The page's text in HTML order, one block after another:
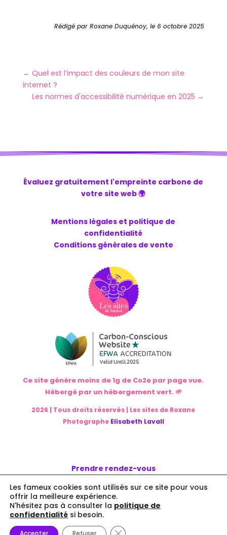
Rédigé par Roxane Duquénoy, le 6 octobre 2025
← Quel est l’impact des couleurs de mon site
internet ?
Les normes d'accessibilité numérique en 2025 →
Évaluez gratuitement l'empreinte carbone de
votre site web 🌍
Mentions légales et politique de
confidentialité
Conditions générales de vente
Ce site génère moins de 1g de Co2e par page vue.
Hébergé par un hébergement vert. 🌱
2026 | Tous droits réservés | Les sites de Roxane
Photographe Elisabeth Lavall
Prendre rendez-vous
À propos
Les fameux cookies sont utilisés sur ce site pour vous
offrir la meilleure expérience.
N'hésitez pas à consulter la politique de
confidentialité si besoin.
Accepter Refuser Fermer la bannière des cookies